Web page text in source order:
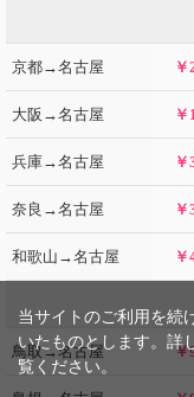
京都→名古屋 ￥
大阪→名古屋 ￥
兵庫→名古屋 ￥
奈良→名古屋 ￥
和歌山→名古屋 ￥
鳥取→名古屋 ￥
当サイトのご利用を続
いたものとします。詳
覧ください。